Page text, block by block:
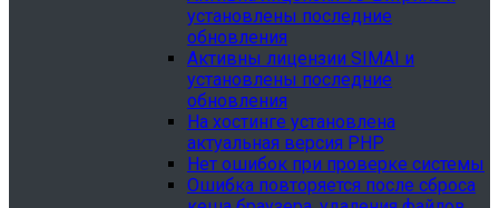
установлены последние
обновления
Активны лицензии SIMAI и
установлены последние
обновления
На хостинге установлена
актуальная версия PHP
Нет ошибок при проверке системы
Ошибка повторяется после сброса